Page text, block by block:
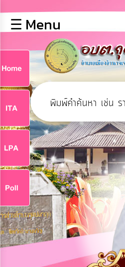
หลัก
ข้อมูล
พื้น
ฐาน
บุคลากร
ข่าว
ประชาสัมพันธ์
การ
ปฏิสัมพันธ์
ข้อมูล
รับ
ฟัง
ความ
คิด
เห็น
☰ Menu